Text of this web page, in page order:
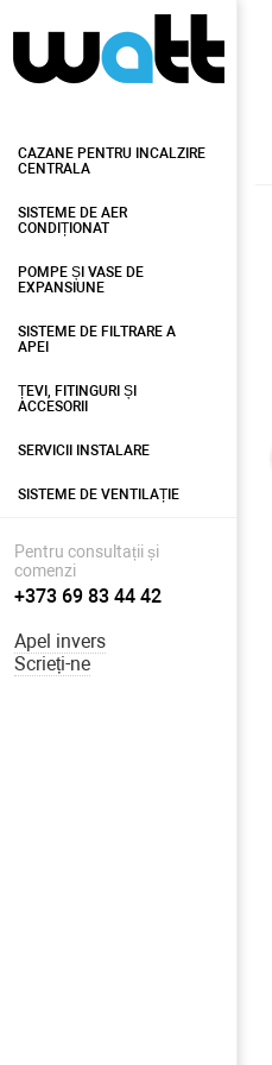
CAZANE PENTRU INCALZIRE
CENTRALA
SISTEME DE AER
CONDIȚIONAT
POMPE ȘI VASE DE
EXPANSIUNE
SISTEME DE FILTRARE A
APEI
ȚEVI, FITINGURI ȘI
ACCESORII
SERVICII INSTALARE
SISTEME DE VENTILAȚIE
Pentru consultații și
comenzi
+373 69 83 44 42
Apel invers
Scrieți-ne